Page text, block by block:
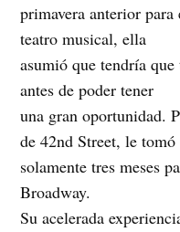
primavera anterior para
teatro musical, ella
asumió que tendría
antes de poder tener
una gran oportunidad.
de 42nd Street, le tomó
solamente tres meses
Broadway.
Su acelerada